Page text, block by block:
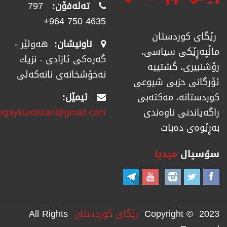
رێگای كوردستان
ماڵپەڕێكی سیاسی،
رۆشنبیری، گشتییە
ئۆرگانی حزبی شیوعی
كوردستانە، مەكتەبی
راگەیاندنی ناوەندی
بەڕێوەی دەبات
تەلەفۆن: 797
4635 750 964+
ناونیشان: هەولێر -
گەرەکی ئازادی - نزیك
نەخۆشخانەی نانەکەلی
ئیمێل:
سۆسیال میدیا
Copyright © 2023 رێگای كوردستان All Rights